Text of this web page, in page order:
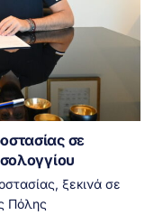
σε
ξεκινά σε
Πόλης